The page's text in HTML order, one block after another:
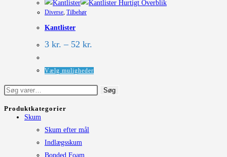
har
vælges
varesiden
Hurtigt Overblik
Diverse, Tilbehør
Kantlister
3 kr. – 52 kr.
52 kr.
Vælg muligheder
har
Søg
Søg
Produktkategorier
Skum
Skum efter mål
Indlægsskum
Bonded Foam